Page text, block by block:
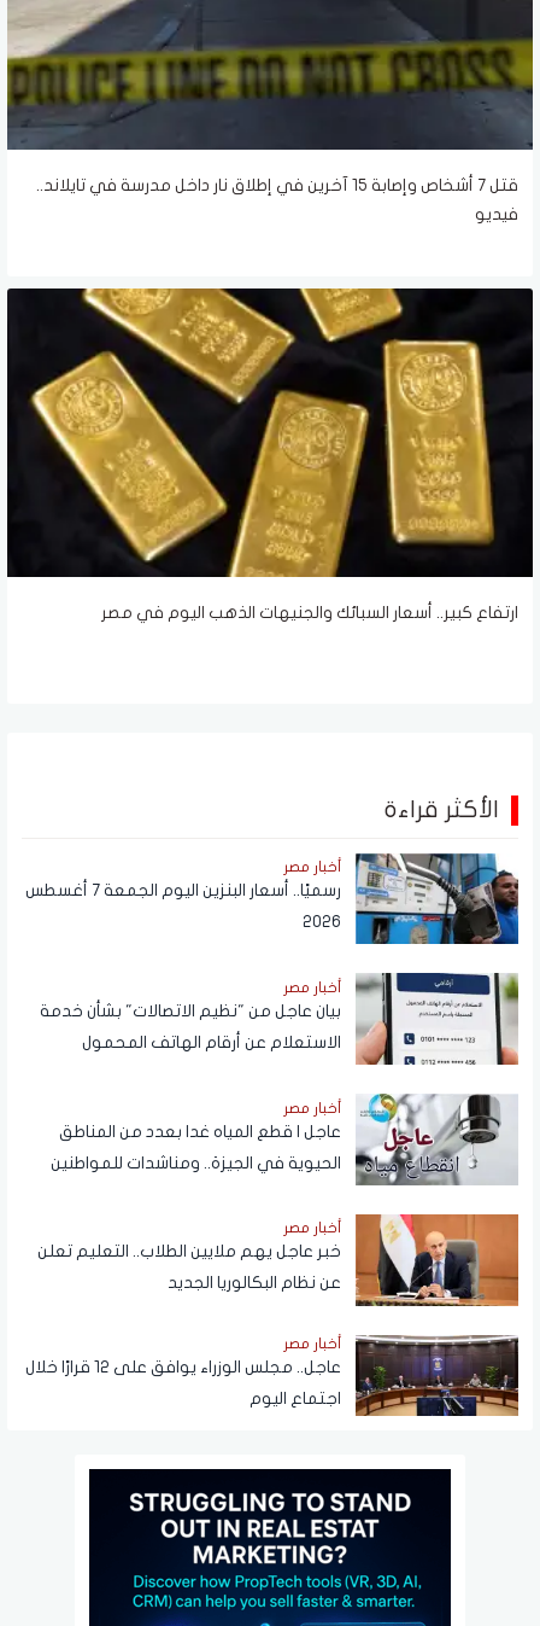
قتل 7 أشخاص وإصابة 15 آخرين في إطلاق نار داخل مدرسة في تايلاند..
فيديو
ارتفاع كبير.. أسعار السبائك والجنيهات الذهب اليوم في مصر
الأكثر قراءة
أخبار مصر
رسميًا.. أسعار البنزين اليوم الجمعة 7 أغسطس
2026
أخبار مصر
بيان عاجل من "نظيم الاتصالات" بشأن خدمة
الاستعلام عن أرقام الهاتف المحمول
NTRA
أخبار مصر
عاجل | قطع المياه غدا بعدد من المناطق
الحيوية في الجيزة.. ومناشدات للمواطنين
أخبار مصر
خبر عاجل يهم ملايين الطلاب.. التعليم تعلن
عن نظام البكالوريا الجديد
أخبار مصر
عاجل.. مجلس الوزراء يوافق على 12 قرارًا خلال
اجتماع اليوم